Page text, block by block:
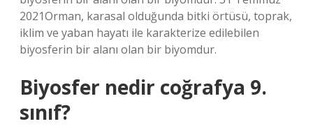
2021Orman, karasal olduğunda bitki örtüsü, toprak,
iklim ve yaban hayatı ile karakterize edilebilen
biyosferin bir alanı olan bir biyomdur.
Biyosfer nedir coğrafya 9.
sınıf?